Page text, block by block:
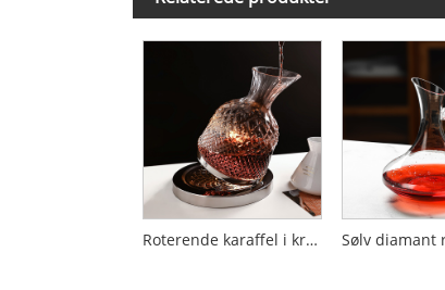
Roterende karaffel i krystalglas